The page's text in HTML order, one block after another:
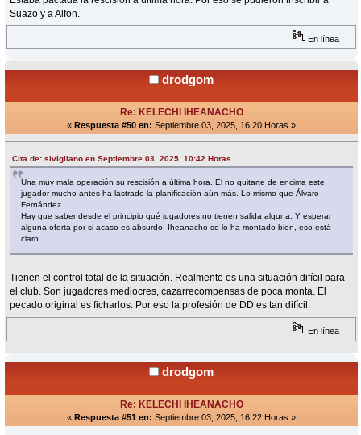
Suazo y a Alfon.
En línea
drodgom
Re: KELECHI IHEANACHO
« Respuesta #50 en: Septiembre 03, 2025, 16:20 Horas »
Cita de: sivigliano en Septiembre 03, 2025, 10:42 Horas
Una muy mala operación su rescisión a última hora. El no quitarte de encima este
jugador mucho antes ha lastrado la planificación aún más. Lo mismo que Álvaro
Fernández.
Hay que saber desde el principio qué jugadores no tienen salida alguna. Y esperar
alguna oferta por si acaso es absurdo. Iheanacho se lo ha montado bien, eso está
claro.
Tienen el control total de la situación. Realmente es una situación difícil para
el club. Son jugadores mediocres, cazarrecompensas de poca monta. El
pecado original es ficharlos. Por eso la profesión de DD es tan difícil.
En línea
drodgom
Re: KELECHI IHEANACHO
« Respuesta #51 en: Septiembre 03, 2025, 16:22 Horas »